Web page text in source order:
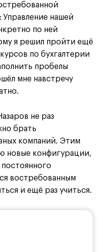
Управление нашей
по ней
я решил пройти ещё
по бухгалтерии
пробелы
мне навстречу
не раз
брать
компаний. Этим
новые конфигурации,
постоянного
востребованным
и ещё раз учиться.